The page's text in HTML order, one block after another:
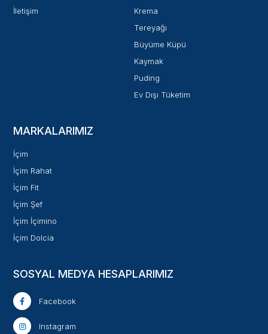
İletişim
Krema
Tereyağı
Büyüme Küpü
Kaymak
Puding
Ev Dışı Tüketim
MARKALARIMIZ
İçim
İçim Rahat
İçim Fit
İçim Şef
İçim İçimino
İçim Dolcia
SOSYAL MEDYA HESAPLARIMIZ
Facebook
Instagram